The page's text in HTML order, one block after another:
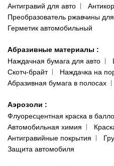
Антигравий для авто
Преобразователь ржавчины
Герметик автомобильный
Абразивные материалы :
Наждачная бумага для авто
Скотч-брайт
Наждачка на
Абразивная бумага в полосах
Аэрозоли :
Флуоресцентная краска в
Автомобильная химия
Антигравийные покрытия
Защита автомобиля